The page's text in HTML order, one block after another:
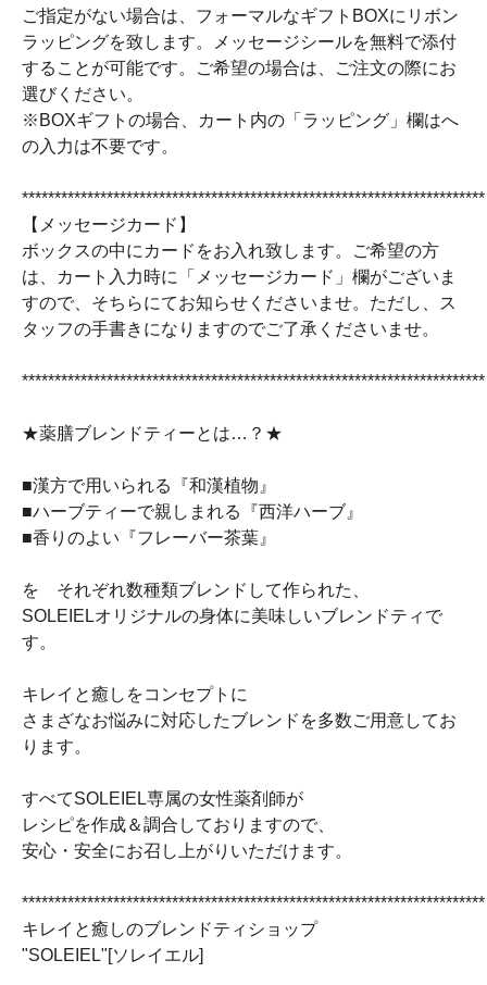
ご指定がない場合は、フォーマルなギフトBOXにリボン
ラッピングを致します。メッセージシールを無料で添付
することが可能です。ご希望の場合は、ご注文の際にお
選びください。
※BOXギフトの場合、カート内の「ラッピング」欄はへ
の入力は不要です。
***********************************************************************
【メッセージカード】
ボックスの中にカードをお入れ致します。ご希望の方
は、カート入力時に「メッセージカード」欄がございま
すので、そちらにてお知らせくださいませ。ただし、ス
タッフの手書きになりますのでご了承くださいませ。
***********************************************************************
★薬膳ブレンドティーとは…？★
■漢方で用いられる『和漢植物』
■ハーブティーで親しまれる『西洋ハーブ』
■香りのよい『フレーバー茶葉』
を それぞれ数種類ブレンドして作られた、
SOLEIELオリジナルの身体に美味しいブレンドティで
す。
キレイと癒しをコンセプトに
さまざなお悩みに対応したブレンドを多数ご用意してお
ります。
すべてSOLEIEL専属の女性薬剤師が
レシピを作成＆調合しておりますので、
安心・安全にお召し上がりいただけます。
***********************************************************************
キレイと癒しのブレンドティショップ
"SOLEIEL"[ソレイエル]